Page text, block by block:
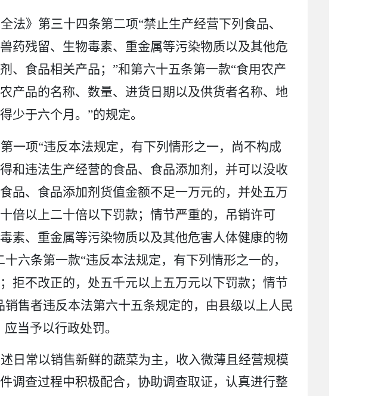
法》第三十四条第二项“禁止生产经营下列食品、
药残留、生物毒素、重金属等污染物质以及其他危
、食品相关产品； ”和第六十五条第一款“食用农产
产品的名称、数量、进货日期以及供货者名称、地
少于六个月 。 ”的规定。
一项“违反本法规定，有下列情形之一，尚不构成
和违法生产经营的食品、食品添加剂，并可以没收
品、食品添加剂货值金额不足一万元的，并处五万
倍以上二十倍以下罚款；情节严重的，吊销许可
素、重金属等污染物质以及其他危害人体健康的物
十六条第一款“违反本法规定，有下列情形之一的，
拒不改正的，处五千元以上五万元以下罚款；情节
销售者违反本法第六十五条规定的，由县级以上人民
应当予以行政处罚。
日常以销售新鲜的蔬菜为主，收入微薄且经营规模
调查过程中积极配合，协助调查取证，认真进行整